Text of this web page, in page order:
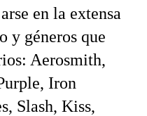
en la extensa
y géneros que
Aerosmith,
Iron
Slash, Kiss,